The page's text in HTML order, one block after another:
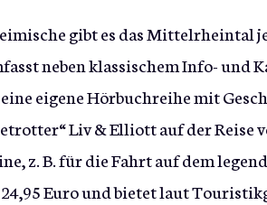
gibt es das Mittelrheintal
neben klassischem Info- und
eigene Hörbuchreihe mit
Liv & Elliott auf der Reise
z. B. für die Fahrt auf dem
24,95 Euro und bietet laut